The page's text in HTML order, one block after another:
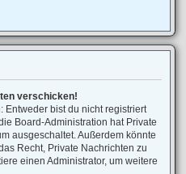
verschicken!
Entweder bist du nicht registriert
Board-Administration hat Private
ausgeschaltet. Außerdem könnte
Recht, Private Nachrichten zu
einen Administrator, um weitere